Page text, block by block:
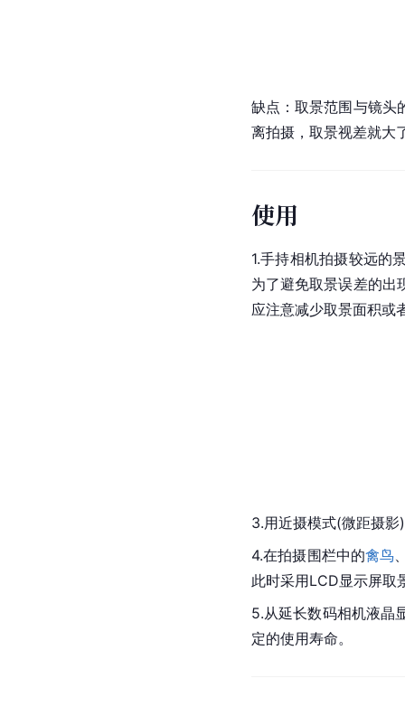
缺点：取景范围与镜头
离拍摄，取景视差就大
使用
1.手持相机拍摄较远的
为了避免取景误差的出
应注意减少取景面积或
3.用近摄模式(微距摄
4.在拍摄围栏中的禽鸟
此时采用LCD显示屏取
5.从延长数码相机液晶
定的使用寿命。